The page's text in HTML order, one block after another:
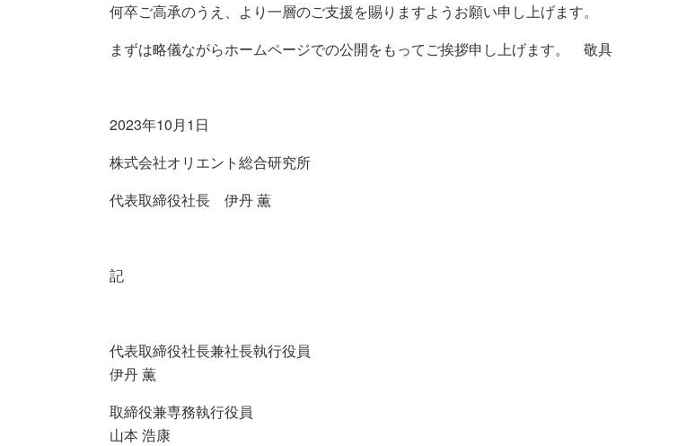
何卒ご高承のうえ、より一層のご支援を賜りますようお願い申し上げます。
まずは略儀ながらホームページでの公開をもってご挨拶申し上げます。 敬具
2023年10月1日
株式会社オリエント総合研究所
代表取締役社長 伊丹 薫
記
代表取締役社長兼社長執行役員
伊丹 薫
取締役兼専務執行役員
山本 浩康